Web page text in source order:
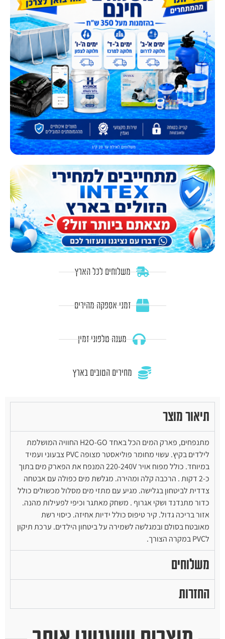
משלוחים לכל הארץ
זמני אספקה מהירים
מענה טלפוני זמין
מחירים הטובים בארץ
תיאור מוצר
מתנפחים, פארק המים הכל באחד H2O-GO החוויה המושלמת
לילדים בקיץ. עשוי מחומר פוליאסטר מצופה PVC צבעוני ועמיד
במיוחד. כולל מפוח אויר 220-240V המנפח את הפארק מים בתוך
כ-2 דקות . הרכבה קלה ומהירה. מגלשת מים כפולה עם אבטחה
צדדית לביטחון בגלישה. מגיע עם מתזי מים מסלול מכשולים כולל
כדור מתנדנד ושקי אגרוף . משחק מאתגר וכיפי לפעילות מהנה.
אזור בריכה גדול. קיר טיפוס כולל ידיות אחיזה. כיסוי רשת
מאובטח בסולם ובמגלשה לשמירה על ביטחון הילדים. ערכת תיקון
לPVC במקרה הצורך.
משלוחים
החזרות